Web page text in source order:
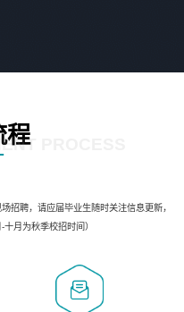
程 PROCESS
招聘，请应届毕业生随时关注信息更新，
月为秋季校招时间）